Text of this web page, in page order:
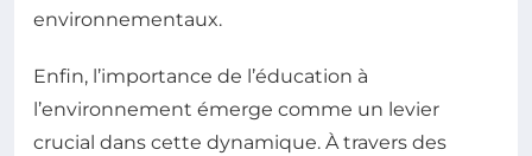
environnementaux.
Enfin, l’importance de l’éducation à
l’environnement émerge comme un levier
crucial dans cette dynamique. À travers des